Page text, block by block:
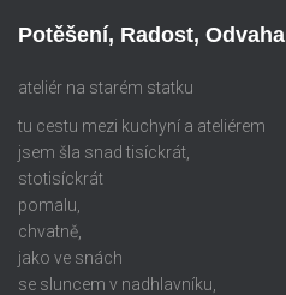
Potěšení, Radost, Odvaha
ateliér na starém statku
tu cestu mezi kuchyní a ateliérem
jsem šla snad tisíckrát,
stotisíckrát
pomalu,
chvatně,
jako ve snách
se sluncem v nadhlavníku,